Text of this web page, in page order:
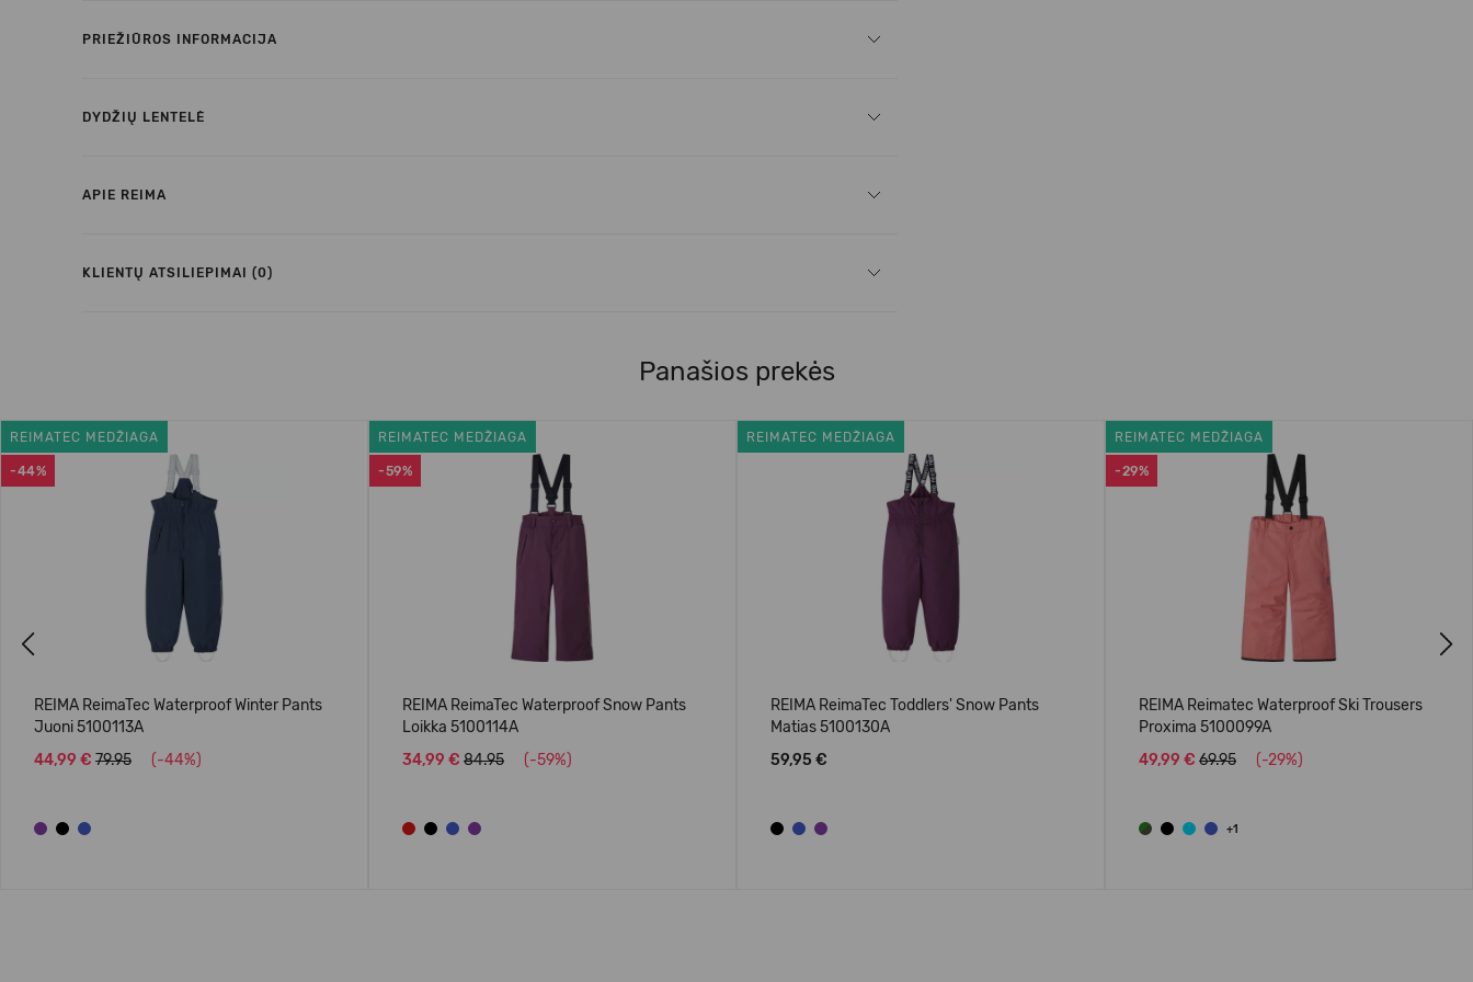
PRIEŽIŪROS INFORMACIJA
DYDŽIŲ LENTELĖ
APIE REIMA
KLIENTŲ ATSILIEPIMAI (0)
Panašios prekės
-44%
REIMATEC MEDŽIAGA
REIMA ReimaTec Waterproof Winter Pants
Juoni 5100113A
44,99 € 79.95 (-44%)
-59%
REIMATEC MEDŽIAGA
REIMA ReimaTec Waterproof Snow Pants
Loikka 5100114A
34,99 € 84.95 (-59%)
REIMATEC MEDŽIAGA
REIMA ReimaTec Toddlers' Snow Pants
Matias 5100130A
59,95 €
-29%
REIMATEC MEDŽIAGA
REIMA Reimatec Waterproof Ski Trousers
Proxima 5100099A
49,99 € 69.95 (-29%)
+1